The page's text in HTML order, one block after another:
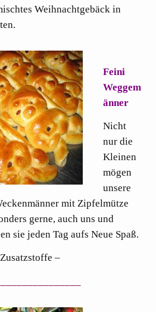
Weihnachtgebäck in
Feini
Weggem
änner
Nicht
nur die
Kleinen
mögen
unsere
mit Zipfelmütze
gerne, auch uns und
sie jeden Tag aufs Neue Spaß.
–